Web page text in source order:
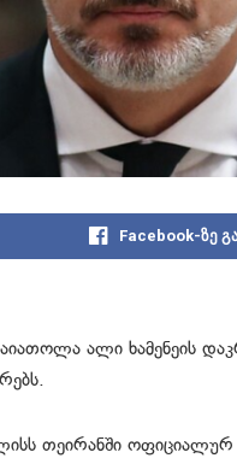
Facebook-ზე
ალი ხამენეის
თეირანში